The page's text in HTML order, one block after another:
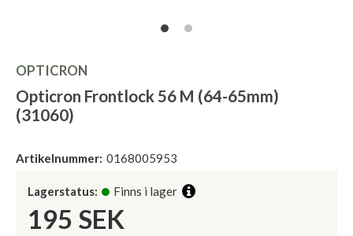
OPTICRON
Opticron Frontlock 56 M (64-65mm)
(31060)
Artikelnummer: 0168005953
Lagerstatus: Finns i lager
195 SEK